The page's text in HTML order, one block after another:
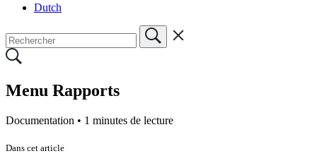
Dutch
Menu Rapports
Documentation • 1 minutes de lecture
Dans cet article